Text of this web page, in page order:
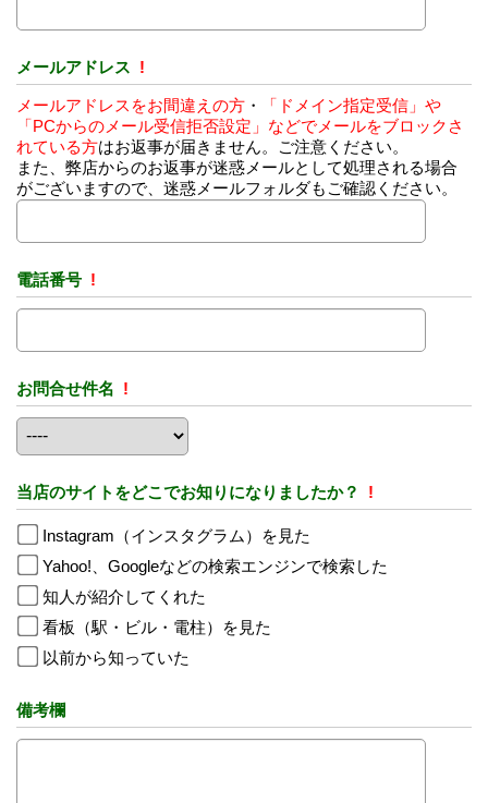
メールアドレス !
メールアドレスをお間違えの方 ・
「ドメイン指定受信」や
「PCからのメール受信拒否設定」などでメールをブロックさ
れている方はお返事が届きません。ご注意ください。
また、弊店からのお返事が迷惑メールとして処理される場合
がございますので、迷惑メールフォルダもご確認ください。
電話番号 !
お問合せ件名 !
当店のサイトをどこでお知りになりましたか？ !
Instagram（インスタグラム）を見た
Yahoo!、Googleなどの検索エンジンで検索した
知人が紹介してくれた
看板（駅・ビル・電柱）を見た
以前から知っていた
備考欄